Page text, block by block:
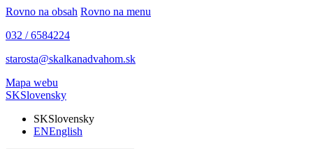
Rovno na obsah Rovno na menu
032 / 6584224
starosta@skalkanadvahom.sk
Mapa webu
SKSlovensky
SKSlovensky
ENEnglish